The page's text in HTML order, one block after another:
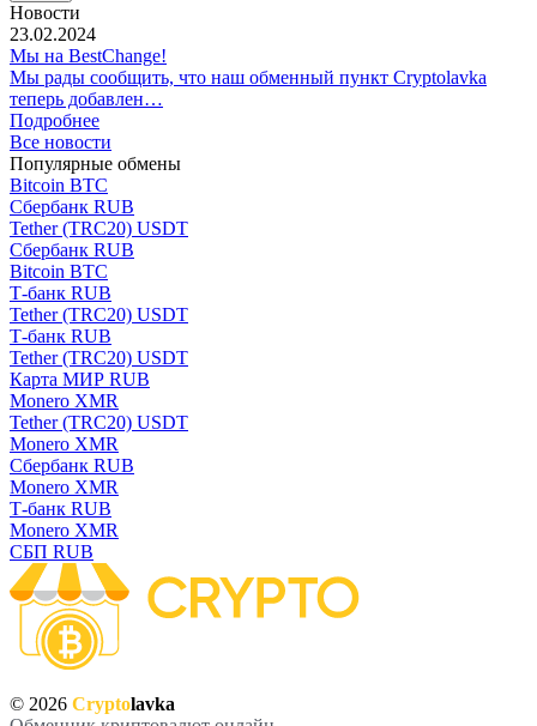
Новости
23.02.2024
Мы на BestChange!
Мы рады сообщить, что наш обменный пункт Cryptolavka
теперь добавлен…
Подробнее
Все новости
Популярные обмены
Bitcoin BTC
Сбербанк RUB
Tether (TRC20) USDT
Сбербанк RUB
Bitcoin BTC
Т-банк RUB
Tether (TRC20) USDT
Т-банк RUB
Tether (TRC20) USDT
Карта МИР RUB
Monero XMR
Tether (TRC20) USDT
Monero XMR
Сбербанк RUB
Monero XMR
Т-банк RUB
Monero XMR
СБП RUB
© 2026 Cryptolavka